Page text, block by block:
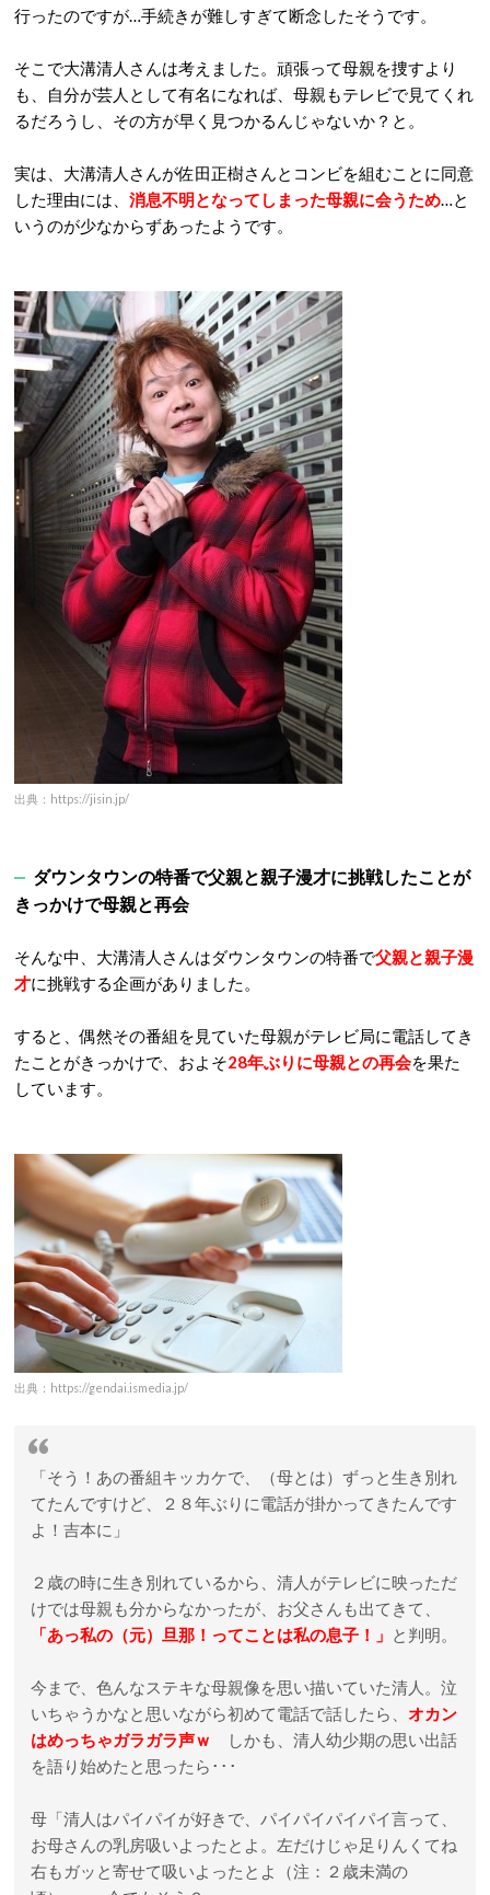
行ったのですが…手続きが難しすぎて断念したそうです。
そこで大溝清人さんは考えました。頑張って母親を捜すより
も、自分が芸人として有名になれば、母親もテレビで見てくれ
るだろうし、その方が早く見つかるんじゃないか？と。
実は、大溝清人さんが佐田正樹さんとコンビを組むことに同意
した理由には、 消息不明となってしまった母親に会うため…と
いうのが少なからずあったようです。
出典：https://jisin.jp/
ダウンタウンの特番で父親と親子漫才に挑戦したことが
きっかけで母親と再会
そんな中、大溝清人さんはダウンタウンの特番で父親と親子漫
才に挑戦する企画がありました。
すると、偶然その番組を見ていた母親がテレビ局に電話してき
たことがきっかけで、およそ28年ぶりに母親との再会を果た
しています。
出典：https://gendai.ismedia.jp/
「そう！あの番組キッカケで、（母とは）ずっと生き別れ
てたんですけど、２８年ぶりに電話が掛かってきたんです
よ！吉本に」
２歳の時に生き別れているから、清人がテレビに映っただ
けでは母親も分からなかったが、お父さんも出てきて、
「あっ私の（元）旦那！ってことは私の息子！」 と判明。
今まで、色んなステキな母親像を思い描いていた清人。泣
いちゃうかなと思いながら初めて電話で話したら、 オカン
はめっちゃガラガラ声ｗ
しかも、清人幼少期の思い出話
を語り始めたと思ったら･･･
母「清人はパイパイが好きで、パイパイパイパイ言って、
お母さんの乳房吸いよったとよ。左だけじゃ足りんくてね
右もガッと寄せて吸いよったとよ（注：２歳未満の